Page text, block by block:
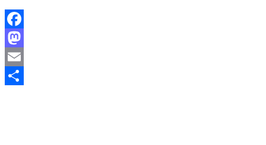
Facebook
Mastodon
Email